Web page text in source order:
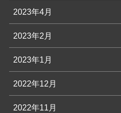
2023年4月
2023年2月
2023年1月
2022年12月
2022年11月